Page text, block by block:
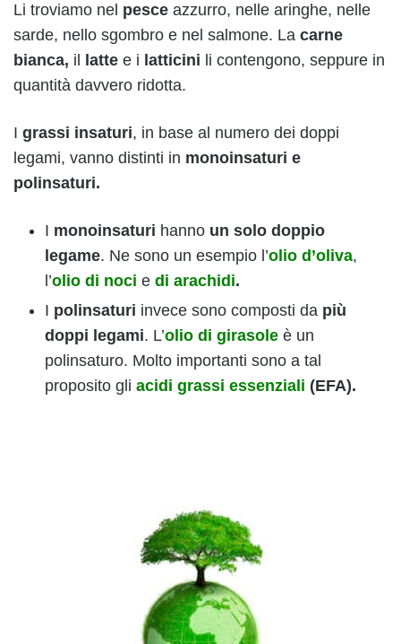
Li troviamo nel pesce azzurro, nelle aringhe, nelle
sarde, nello sgombro e nel salmone. La carne
bianca, il latte e i latticini li contengono, seppure in
quantità davvero ridotta.
I grassi insaturi, in base al numero dei doppi
legami, vanno distinti in monoinsaturi e
polinsaturi.
I monoinsaturi hanno un solo doppio
legame. Ne sono un esempio l’olio d’oliva,
l’olio di noci e di arachidi.
I polinsaturi invece sono composti da più
doppi legami. L’olio di girasole è un
polinsaturo. Molto importanti sono a tal
proposito gli acidi grassi essenziali (EFA).